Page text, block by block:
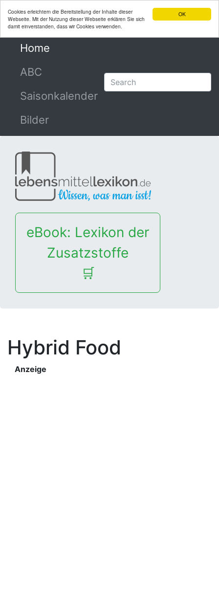
OK
Cookies erleichtern die Bereitstellung der Inhalte dieser
Webseite. Mit der Nutzung dieser Webseite erklären Sie sich
damit einverstanden, dass wir Cookies verwenden.
Home
ABC
Saisonkalender
Bilder
eBook: Lexikon der
Zusatzstoffe
🛒
Hybrid Food
Anzeige